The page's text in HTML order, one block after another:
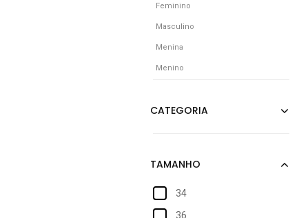
Feminino
Masculino
Menina
Menino
34
36